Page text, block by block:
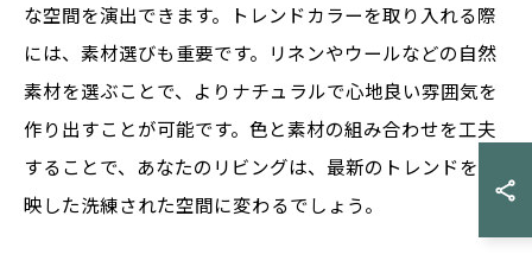
な空間を演出できます。トレンドカラーを取り入れる際
には、素材選びも重要です。リネンやウールなどの自然
素材を選ぶことで、よりナチュラルで心地良い雰囲気を
作り出すことが可能です。色と素材の組み合わせを工夫
することで、あなたのリビングは、最新のトレンドを反
映した洗練された空間に変わるでしょう。